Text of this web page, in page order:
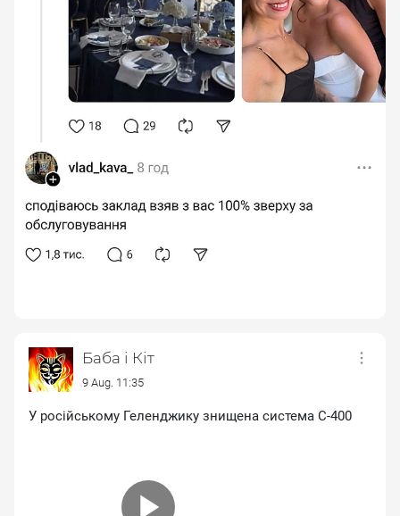
Баба і Кіт
9 Aug. 11:35
У російському Геленджику знищена система С-400